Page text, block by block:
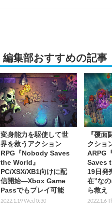
編集部おすすめの記事
変身能力を駆使して世
界を救うアクション
RPG『Nobody Saves
the World』
PC/XSX/XB1向けに配
信開始―Xbox Game
Passでもプレイ可能
2022.1.19 Wed 0:30
『覆面
クショ
ARPG
Saves
19日発
在”な
ら救え
2022.1.6